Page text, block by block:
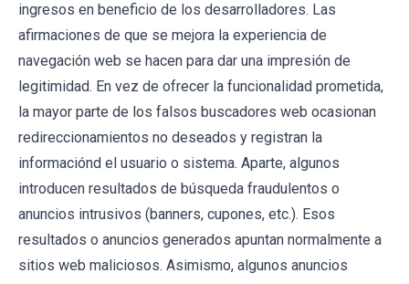
ingresos en beneficio de los desarrolladores. Las
afirmaciones de que se mejora la experiencia de
navegación web se hacen para dar una impresión de
legitimidad. En vez de ofrecer la funcionalidad prometida,
la mayor parte de los falsos buscadores web ocasionan
redireccionamientos no deseados y registran la
informaciónd el usuario o sistema. Aparte, algunos
introducen resultados de búsqueda fraudulentos o
anuncios intrusivos (banners, cupones, etc.). Esos
resultados o anuncios generados apuntan normalmente a
sitios web maliciosos. Asimismo, algunos anuncios